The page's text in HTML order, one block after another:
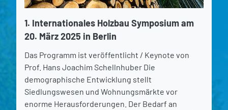
1. Internationales Holzbau Symposium am
20. März 2025 in Berlin
Das Programm ist veröffentlicht / Keynote von
Prof. Hans Joachim Schellnhuber Die
demographische Entwicklung stellt
Siedlungswesen und Wohnungsmärkte vor
enorme Herausforderungen. Der Bedarf an